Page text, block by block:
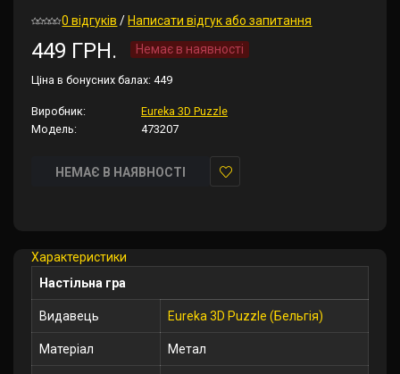
0 відгуків / Написати відгук або запитання
449 ГРН. Немає в наявності
Ціна в бонусних балах: 449
Виробник:
Eureka 3D Puzzle
Модель:
473207
НЕМАЄ В НАЯВНОСТІ
Характеристики
Настільна гра
Видавець Eureka 3D Puzzle (Бельгія)
Матеріал Метал